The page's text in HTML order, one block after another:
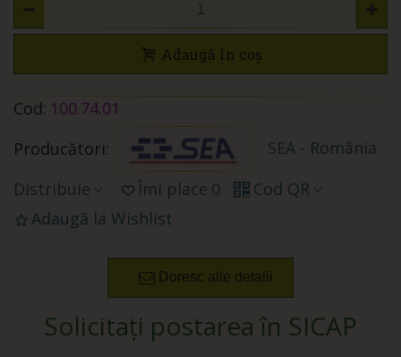
Adaugă în coș
Cod: 100.74.01
Producători:
SEA - România
Distribuie
Îmi place 0
Cod QR
Adaugă la Wishlist
Doresc alte detalii
Solicitați postarea în SICAP